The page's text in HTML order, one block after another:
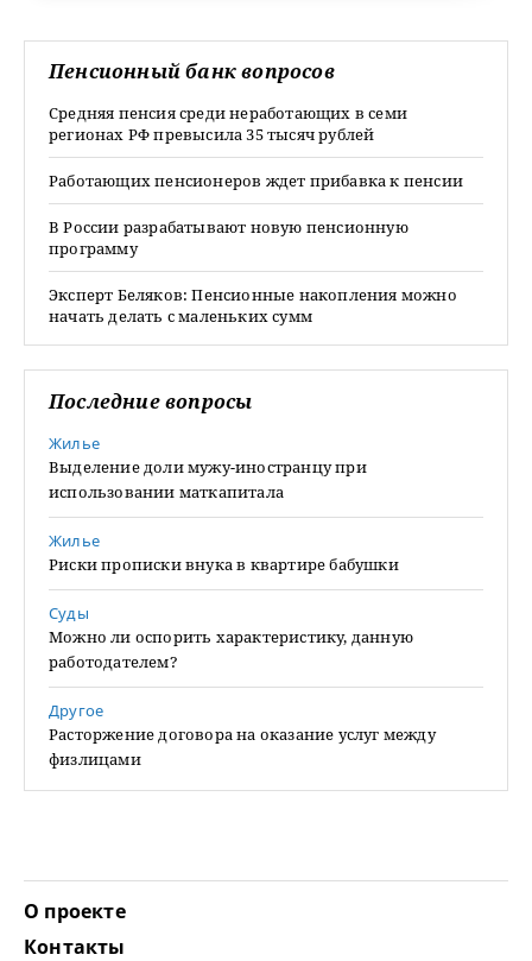
Пенсионный банк вопросов
Средняя пенсия среди неработающих в семи
регионах РФ превысила 35 тысяч рублей
Работающих пенсионеров ждет прибавка к пенсии
В России разрабатывают новую пенсионную
программу
Эксперт Беляков: Пенсионные накопления можно
начать делать с маленьких сумм
Последние вопросы
Жилье
Выделение доли мужу-иностранцу при
использовании маткапитала
Жилье
Риски прописки внука в квартире бабушки
Суды
Можно ли оспорить характеристику, данную
работодателем?
Другое
Расторжение договора на оказание услуг между
физлицами
О проекте
Контакты